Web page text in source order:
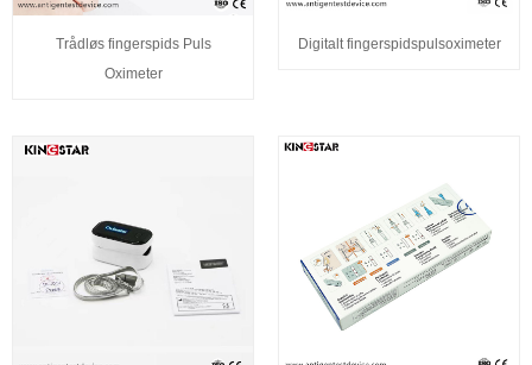
Trådløs fingerspids Puls
Oximeter
Digitalt fingerspidspulsoximeter